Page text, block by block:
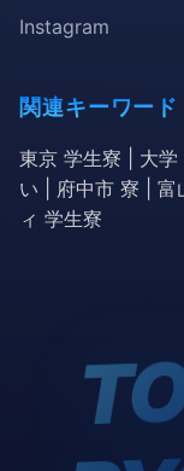
Instagram
関連キーワード
東京 学生寮 | 大
い | 府中市 寮 | 富
ィ 学生寮